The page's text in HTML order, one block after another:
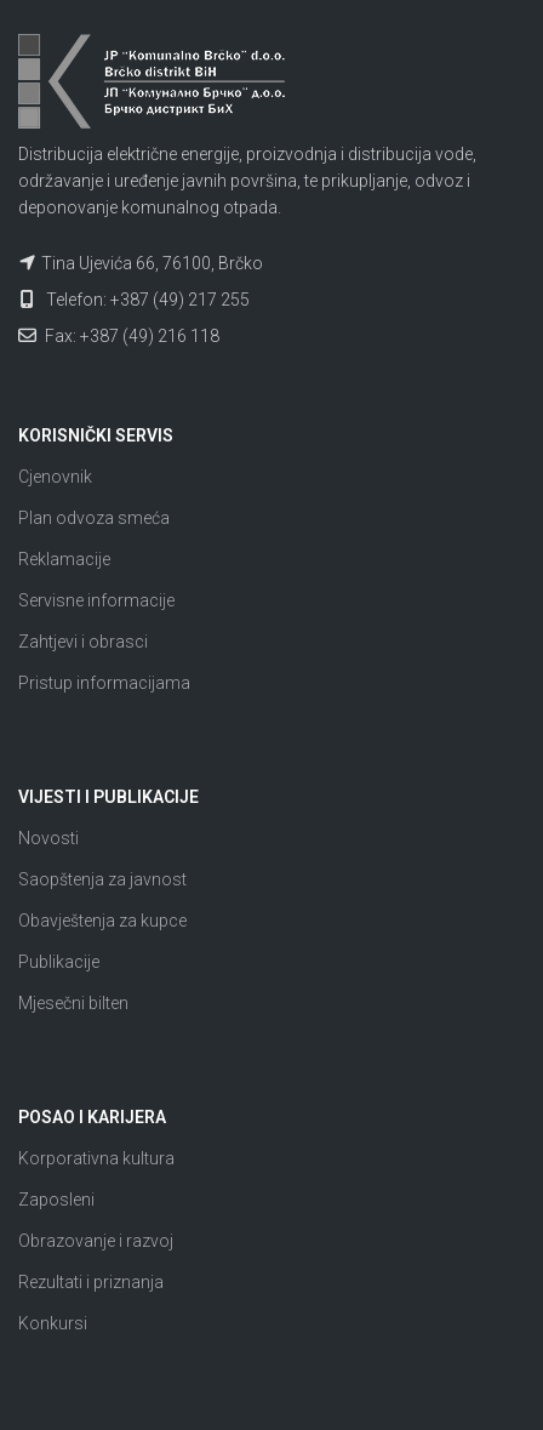
Distribucija električne energije, proizvodnja i distribucija vode,
održavanje i uređenje javnih površina, te prikupljanje, odvoz i
deponovanje komunalnog otpada.
Tina Ujevića 66, 76100, Brčko
Telefon: +387 (49) 217 255
Fax: +387 (49) 216 118
KORISNIČKI SERVIS
Cjenovnik
Plan odvoza smeća
Reklamacije
Servisne informacije
Zahtjevi i obrasci
Pristup informacijama
VIJESTI I PUBLIKACIJE
Novosti
Saopštenja za javnost
Obavještenja za kupce
Publikacije
Mjesečni bilten
POSAO I KARIJERA
Korporativna kultura
Zaposleni
Obrazovanje i razvoj
Rezultati i priznanja
Konkursi